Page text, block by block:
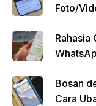
Foto/
Rahasia
Bosan
Cara